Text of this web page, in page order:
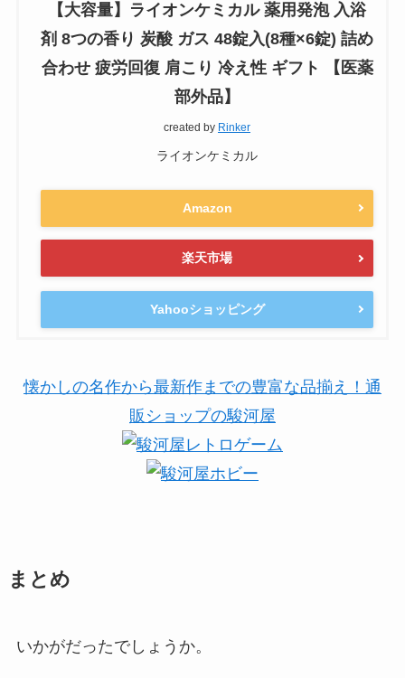
【大容量】ライオンケミカル 薬用発泡 入浴
剤 8つの香り 炭酸 ガス 48錠入(8種×6錠) 詰め
合わせ 疲労回復 肩こり 冷え性 ギフト 【医薬
部外品】
created by Rinker
ライオンケミカル
Amazon
楽天市場
Yahooショッピング
懐かしの名作から最新作までの豊富な品揃え！通
販ショップの駿河屋
まとめ
いかがだったでしょうか。